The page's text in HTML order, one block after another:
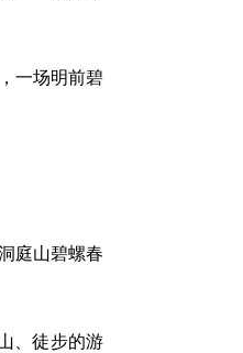
一场明前碧
庭山碧螺春
、徒步的游